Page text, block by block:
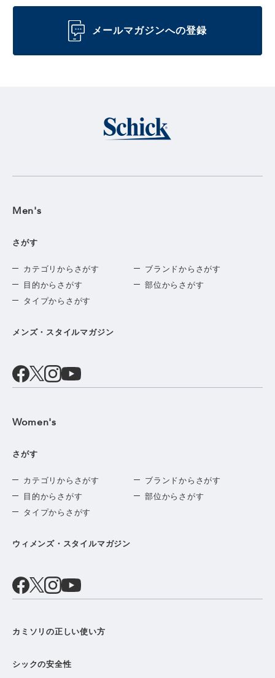
メールマガジンへの登録
Men's
さがす
カテゴリからさがす
ブランドからさがす
目的からさがす
部位からさがす
タイプからさがす
メンズ・スタイルマガジン
Women's
さがす
カテゴリからさがす
ブランドからさがす
目的からさがす
部位からさがす
タイプからさがす
ウィメンズ・スタイルマガジン
カミソリの正しい使い方
シックの安全性